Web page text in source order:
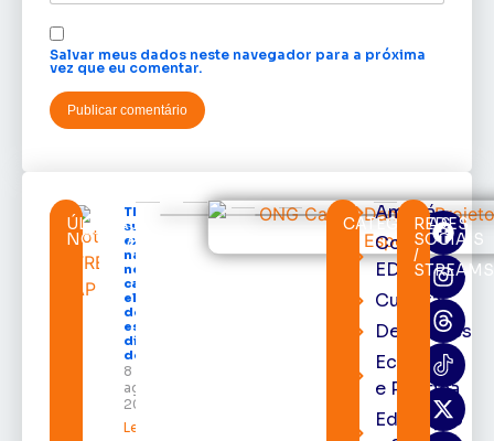
Salvar meus dados neste navegador para a próxima
vez que eu comentar.
ÚLTIMAS
NOTÍCIAS
TRE-AP
suspende
expediente
na sede e
nos
cartórios
eleitorais
de todo o
estado nos
dias 10 e 11
de agosto
8 de
agosto de
2026
Leia mais »
CATEGORIAS
Amapá
Cortes
EDcast
Cultura
Destaques
Economia
e Política
Educação
REDES
SOCIAIS
/
STREAMS